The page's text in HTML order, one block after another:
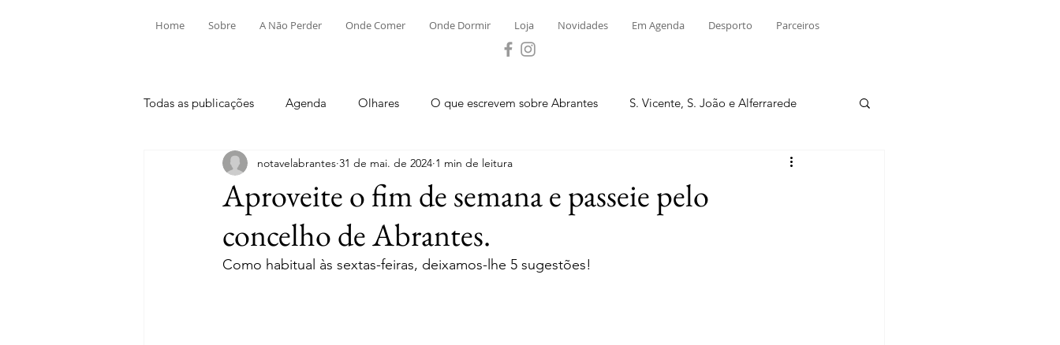
Home Sobre A Não Perder Onde Comer Onde Dormir Loja Novidades Em Agenda Desporto Parceiros
Todas as publicações Agenda Olhares O que escrevem sobre Abrantes S. Vicente, S. João e Alferrarede
Aldeia do Mato e Souto Alvega e Concavada Bemposta
Rio de Moinhos S. Facundo e Vale das Mós
Aproveite o fim de semana e passeie pelo
concelho de Abrantes.
notavelabrantes 31 de mai. de 2024 1 min de leitura
Como habitual às sextas-feiras, deixamos-lhe 5 sugestões!